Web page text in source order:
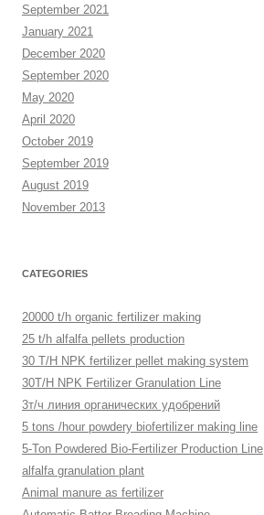
September 2021
January 2021
December 2020
September 2020
May 2020
April 2020
October 2019
September 2019
August 2019
November 2013
CATEGORIES
20000 t/h organic fertilizer making
25 t/h alfalfa pellets production
30 T/H NPK fertilizer pellet making system
30T/H NPK Fertilizer Granulation Line
3т/ч линия органических удобрений
5 tons /hour powdery biofertilizer making line
5-Ton Powdered Bio-Fertilizer Production Line
alfalfa granulation plant
Animal manure as fertilizer